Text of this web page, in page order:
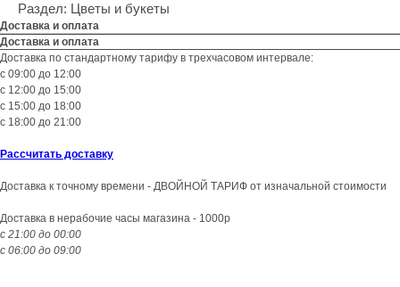
Раздел: Цветы и букеты
Доставка и оплата
Доставка и оплата
Доставка по стандартному тарифу в трехчасовом интервале:
с 09:00 до 12:00
с 12:00 до 15:00
с 15:00 до 18:00
с 18:00 до 21:00
Рассчитать доставку
Доставка к точному времени - ДВОЙНОЙ ТАРИФ от изначальной стоимости
Доставка в нерабочие часы магазина - 1000р
с 21:00 до 00:00
с 06:00 до 09:00